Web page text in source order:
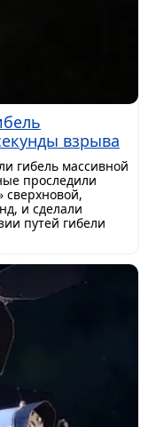
взрыва
гибель массивной
проследили
и сделали
путей гибели